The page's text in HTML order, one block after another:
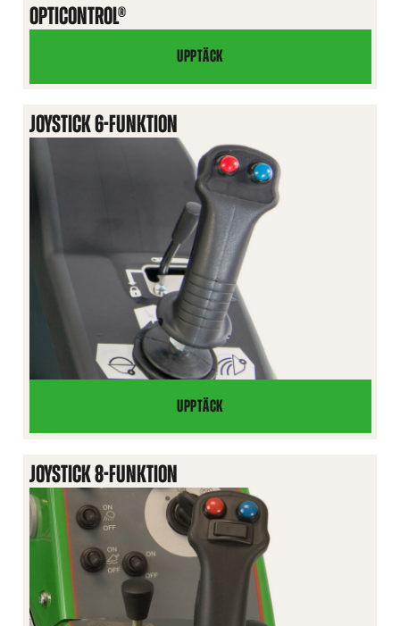
OPTICONTROL®
UPPTÄCK
OPTICONTROL®
JOYSTICK 6-FUNKTION
UPPTÄCK
JOYSTICK
6-
JOYSTICK 8-FUNKTION